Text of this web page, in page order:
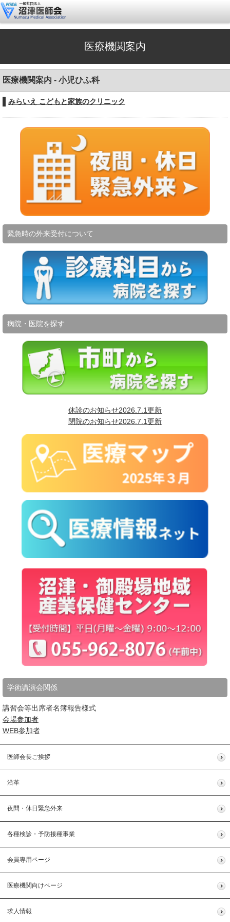
医療機関案内
医療機関案内 - 小児ひふ科
みらいえ こどもと家族のクリニック
緊急時の外来受付について
病院・医院を探す
休診のお知らせ2026.7.1更新
閉院のお知らせ2026.7.1更新
学術講演会関係
講習会等出席者名簿報告様式
会場参加者
WEB参加者
医師会長ご挨拶
沿革
夜間・休日緊急外来
各種検診・予防接種事業
会員専用ページ
医療機関向けページ
求人情報